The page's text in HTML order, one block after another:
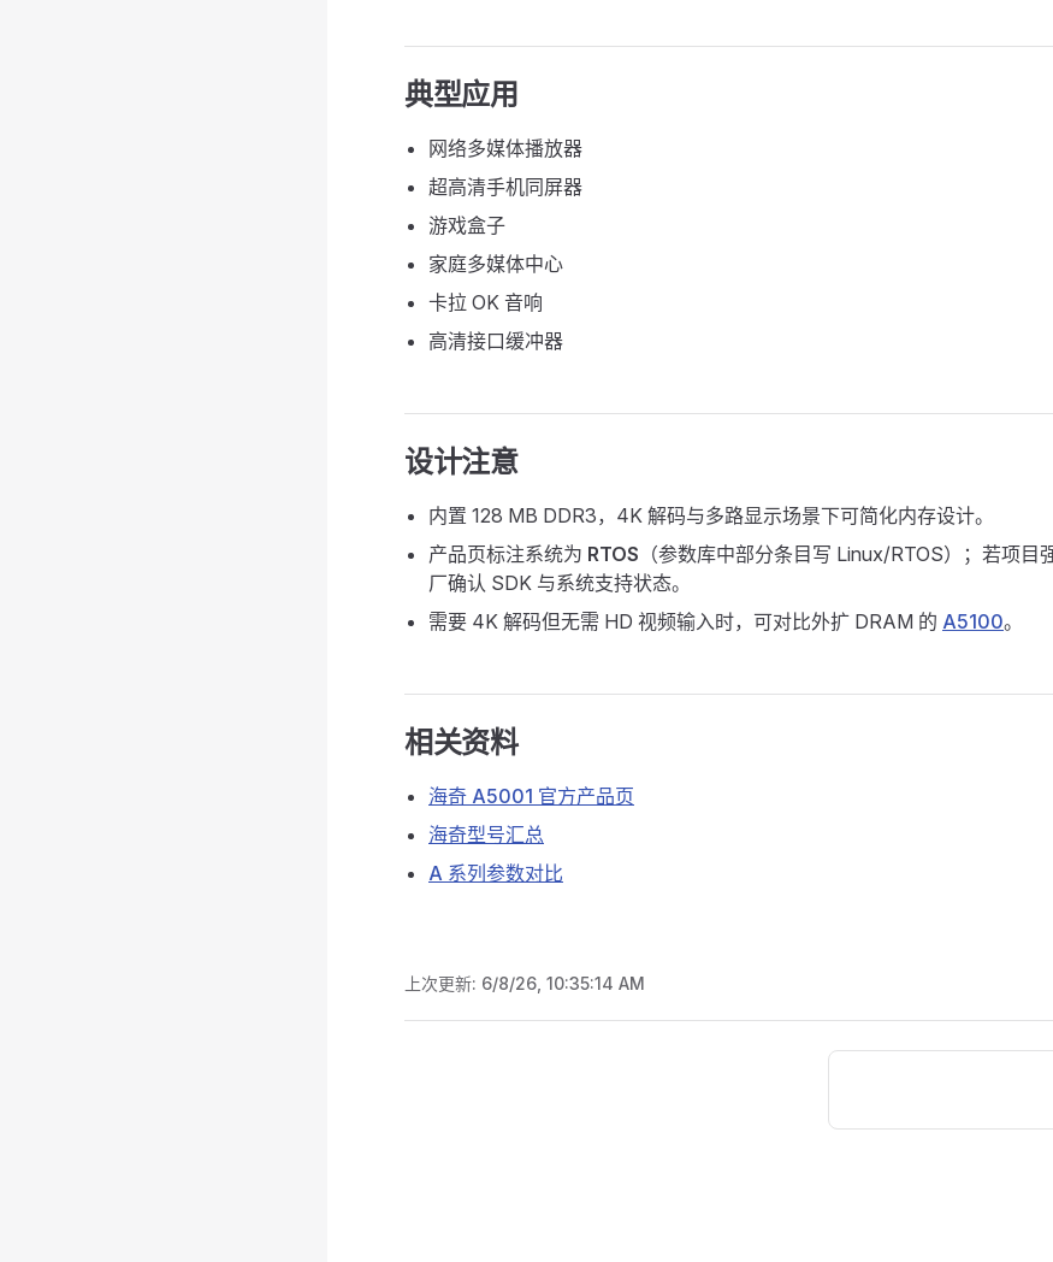
典型应用
网络多媒体播放器
超高清手机同屏器
游戏盒子
家庭多媒体中心
卡拉 OK 音响
高清接口缓冲器
设计注意
内置 128 MB DDR3，4K 解码与多路显示场景下可简化内存设计。
产品页标注系统为 RTOS （参数库中部分条目写 Linux/RTOS）；若项目
厂确认 SDK 与系统支持状态。
需要 4K 解码但无需 HD 视频输入时，可对比外扩 DRAM 的 A5100。
相关资料
海奇 A5001 官方产品页
海奇型号汇总
A 系列参数对比
上次更新: 6/8/26, 10:35:14 AM